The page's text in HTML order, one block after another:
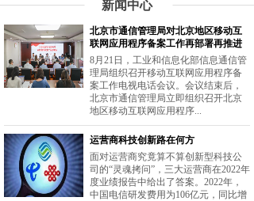
新闻中心
北京市通信管理局对北京地区移动互
联网应用程序备案工作再部署再推进
8月21日，工业和信息化部信息通信管
理局组织召开移动互联网应用程序备
案工作电视电话会议。会议结束后，
北京市通信管理局立即组织召开北京
地区移动互联网应用程序...
运营商科技创新路在何方
面对运营商究竟算不算创新型科技公
司的“灵魂拷问”，三大运营商在2022年
度业绩报告中给出了答案。2022年，
中国电信研发费用为106亿元，同比增